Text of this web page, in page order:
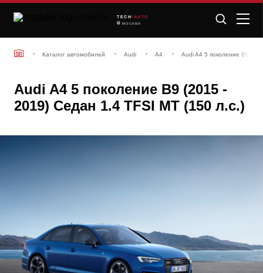
TECH /AUTO
МОСКВА
Каталог автомобилей Audi A4 Audi A4 5 поколение B9
Audi A4 5 поколение B9 (2015 -
2019) Седан 1.4 TFSI MT (150 л.с.)